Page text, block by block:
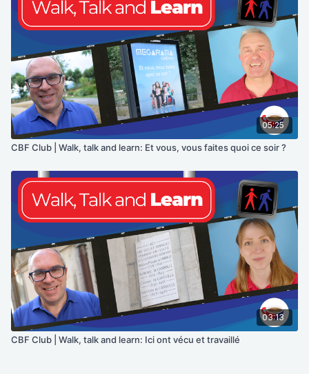
05:25
CBF Club | Walk, talk and learn: Et vous, vous faites quoi ce soir ?
03:13
CBF Club | Walk, talk and learn: Ici ont vécu et travaillé